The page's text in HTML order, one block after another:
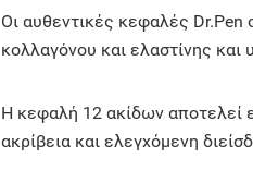
Οι αυθεντικές κεφαλές
κολλαγόνου και ελαστίνης
Η κεφαλή 12 ακίδων αποτελεί
ακρίβεια και ελεγχόμενη